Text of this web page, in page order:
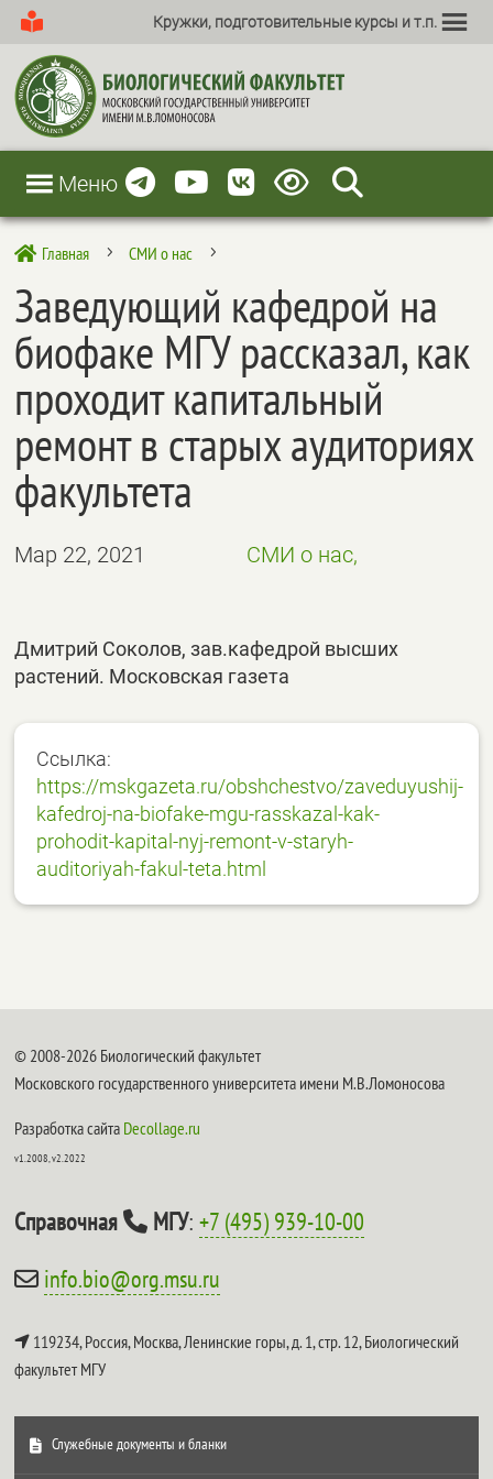
Кружки, подготовительные курсы и т.п.
Меню
 Главная 5 СМИ о нас 5
Заведующий кафедрой на
биофаке МГУ рассказал, как
проходит капитальный
ремонт в старых аудиториях
факультета
Мар 22, 2021 СМИ о нас,
Дмитрий Соколов, зав.кафедрой высших
растений. Московская газета
Ссылка:
https://mskgazeta.ru/obshchestvo/zaveduyushij-
kafedroj-na-biofake-mgu-rasskazal-kak-
prohodit-kapital-nyj-remont-v-staryh-
auditoriyah-fakul-teta.html
© 2008-2026 Биологический факультет
Московского государственного университета имени М.В.Ломоносова
Разработка сайта Decollage.ru
v1.2008, v2.2022
Справочная МГУ:+7 (495) 939-10-00
info.bio@org.msu.ru
119234, Россия, Москва, Ленинские горы, д. 1, стр. 12,Биологический
факультет МГУ
Служебные документы и бланки